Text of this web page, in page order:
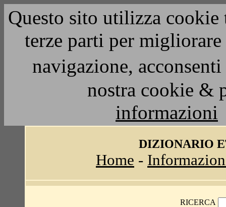
Questo sito utilizza
terze parti per
navigazione,
nostra cookie &
informazioni
DIZIONARIO
Home -
RICERCA